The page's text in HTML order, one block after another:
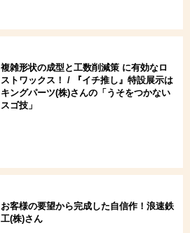
複雑形状の成型と工数削減策 に有効なロ
ストワックス！ / 『イチ推し』特設展示は
キングパーツ(株)さんの「うそをつかない
スゴ技」
お客様の要望から完成した自信作！浪速鉄
工(株)さん